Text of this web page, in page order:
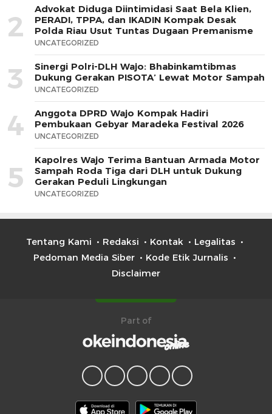
2
Advokat Diduga Diintimidasi Saat Bela Klien,
PERADI, TPPA, dan IKADIN Kompak Desak
Polda Riau Usut Tuntas Dugaan Premanisme
UNCATEGORIZED
3
Sinergi Polri-DLH Wajo: Bhabinkamtibmas
Dukung Gerakan PISOTA’ Lewat Motor Sampah
UNCATEGORIZED
4
Anggota DPRD Wajo Kompak Hadiri
Pembukaan Gebyar Maradeka Festival 2026
UNCATEGORIZED
5
Kapolres Wajo Terima Bantuan Armada Motor
Sampah Roda Tiga dari DLH untuk Dukung
Gerakan Peduli Lingkungan
UNCATEGORIZED
Tentang Kami Redaksi Kontak
Legalitas
Pedoman Media Siber
Kode Etik Jurnalis
Disclaimer
Part of